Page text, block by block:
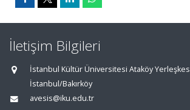
İletişim Bilgileri
İstanbul Kültür Üniversitesi Ataköy
İstanbul/Bakırköy
avesis@iku.edu.tr